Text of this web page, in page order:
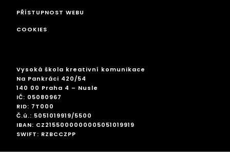
PŘÍSTUPNOST WEBU
COOKIES
Vysoká škola kreativní komunikace
Na Pankráci 420/54
140 00 Praha 4 – Nusle
IČ: 05080967
RID: 7T000
Č.ú.: 5051019919/5500
IBAN: CZ2155000000005051019919
SWIFT: RZBCCZPP